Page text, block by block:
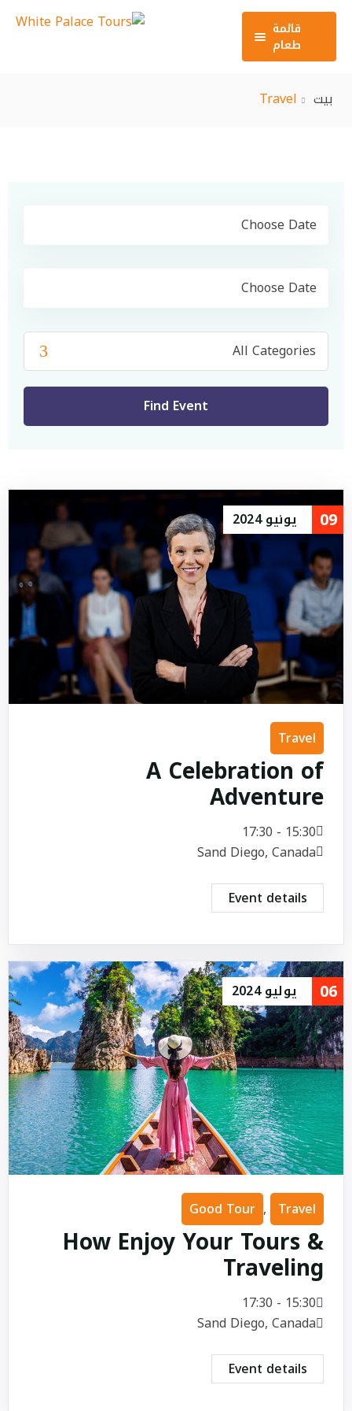
قائمة
طعام
من نحن
التأشيرات
اتصل بنا
بيت Travel
09 يونيو2024
Travel
A Celebration of
Adventure
15:30 - 17:30
Sand Diego, Canada
Event details
06 يوليو2024
Good Tour , Travel
How Enjoy Your Tours &
Traveling
15:30 - 17:30
Sand Diego, Canada
Event details